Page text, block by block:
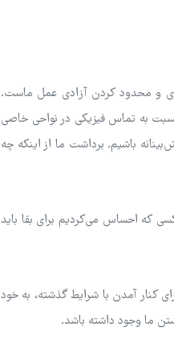
و محدود کردن آزادی عمل ماست.
به تماس فیزیکی در نواحی خاصی
باشیم. برداشت ما از اینکه چه
که احساس می‌کردیم برای بقا باید
کنار آمدن با شرایط گذشته، به خود
ما وجود داشته باشد.